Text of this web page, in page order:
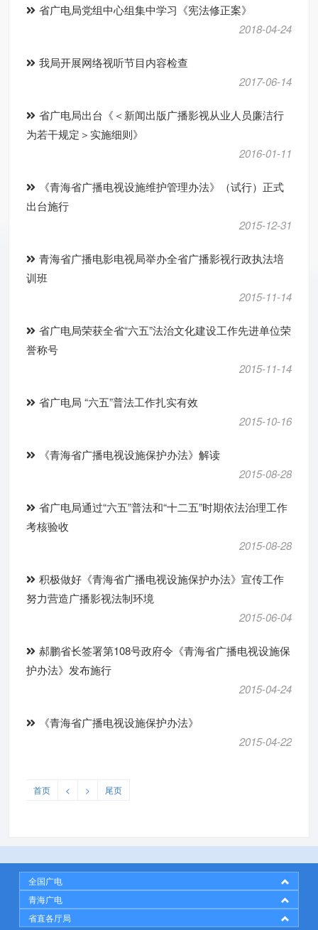
省广电局党组中心组集中学习《宪法修正案》
2018-04-24
我局开展网络视听节目内容检查
2017-06-14
省广电局出台《＜新闻出版广播影视从业人员廉洁行
为若干规定＞实施细则》
2016-01-11
《青海省广播电视设施维护管理办法》（试行）正式
出台施行
2015-12-31
青海省广播电影电视局举办全省广播影视行政执法培
训班
2015-11-14
省广电局荣获全省“六五”法治文化建设工作先进单位荣
誉称号
2015-11-14
省广电局 “六五”普法工作扎实有效
2015-10-16
《青海省广播电视设施保护办法》解读
2015-08-28
省广电局通过“六五”普法和“十二五”时期依法治理工作
考核验收
2015-08-28
积极做好《青海省广播电视设施保护办法》宣传工作
努力营造广播影视法制环境
2015-06-04
郝鹏省长签署第108号政府令《青海省广播电视设施保
护办法》发布施行
2015-04-24
《青海省广播电视设施保护办法》
2015-04-22
首页 < > 尾页
全国广电
青海广电
省直各厅局